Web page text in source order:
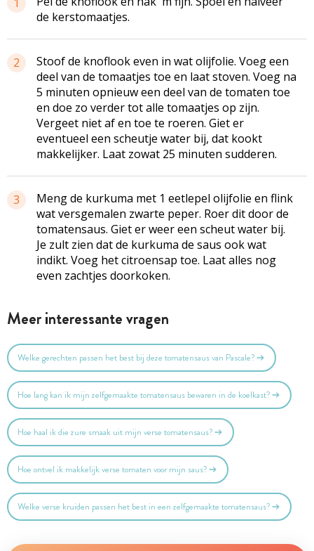
de kerstomaatjes.
2
Stoof de knoflook even in wat olijfolie. Voeg een
deel van de tomaatjes toe en laat stoven. Voeg na
5 minuten opnieuw een deel van de tomaten toe
en doe zo verder tot alle tomaatjes op zijn.
Vergeet niet af en toe te roeren. Giet er
eventueel een scheutje water bij, dat kookt
makkelijker. Laat zowat 25 minuten sudderen.
3
Meng de kurkuma met 1 eetlepel olijfolie en flink
wat versgemalen zwarte peper. Roer dit door de
tomatensaus. Giet er weer een scheut water bij.
Je zult zien dat de kurkuma de saus ook wat
indikt. Voeg het citroensap toe. Laat alles nog
even zachtjes doorkoken.
Meer interessante vragen
Welke gerechten passen het best bij deze tomatensaus van Pascale?
Hoe lang kan ik mijn zelfgemaakte tomatensaus bewaren in de koelkast?
Hoe haal ik die zure smaak uit mijn verse tomatensaus?
Hoe ontvel ik makkelijk verse tomaten voor mijn saus?
Welke verse kruiden passen het best in een zelfgemaakte tomatensaus?